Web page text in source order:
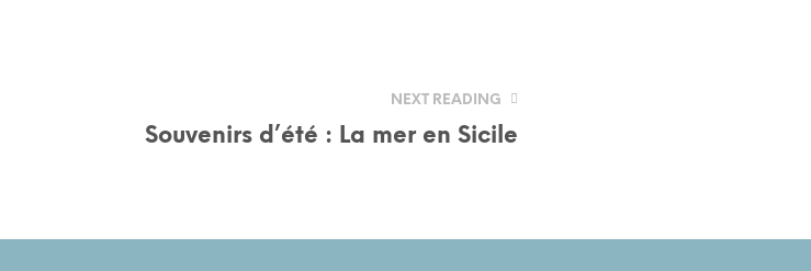
NEXT READING
Souvenirs d’été : La mer en Sicile